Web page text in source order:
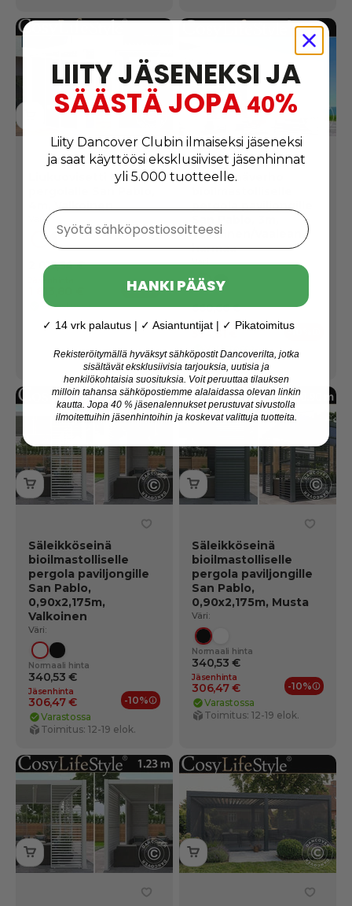
Liukuovisetti lasia
Väri:
Valkoinen/Läpinäkyvä
Musta/Läpinäkyvä
2 015,34 €
-10%
Varastossa
Sivuseinäverho
Valkoinen/Vaalean
harmaa
Valkoinen/vaaleanharmaa
Musta
660,66 €
Jäsenhinta
594,61 € -10%
Varastossa
Toimitus: 14-20 elok.
Säleikköseinä
bioilmastolliselle
pergola paviljongille
San Pablo,
0,90x2,175m,
Valkoinen
Väri:
Valkoinen
Musta
Normaali hinta
340,53 €
Jäsenhinta
306,47 € -10%
Jäsenedut
Varastossa
Toimitus: 12-19 elok.
Säleikköseinä
bioilmastolliselle
pergola paviljongille
San Pablo,
0,90x2,175m, Musta
Väri:
Musta
Normaali hinta
340,53 €
Jäsenhinta
306,47 € -10%
Varastossa
Toimitus: 12-19 elok.
LIITY JÄSENEKSI JA
SÄÄSTÄ JOPA 40%
Liity Dancover Clubin ilmaiseksi jäseneksi
ja saat käyttöösi eksklusiiviset jäsenhinnat
yli 5.000 tuotteelle.
Syötä sähköpostiosoitteesi
HANKI PÄÄSY
✓ 14 vrk palautus | ✓ Asiantuntijat | ✓ Pikatoimitus
Rekisteröitymällä hyväksyt sähköpostit Dancoverilta, jotka
sisältävät eksklusiivisia tarjouksia, uutisia ja
henkilökohtaisia suosituksia. Voit peruuttaa tilauksen
milloin tahansa sähköpostiemme alalaidassa olevan linkin
kautta. Jopa 40 % jäsenalennukset perustuvat sivustolla
ilmoitettuihin jäsenhintoihin ja koskevat valittuja tuotteita.